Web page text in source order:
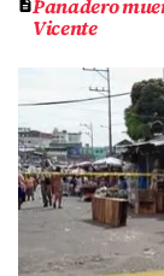
Panadero
Vicente